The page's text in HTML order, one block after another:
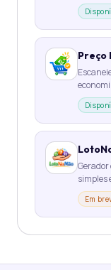
Preço
simples
Em